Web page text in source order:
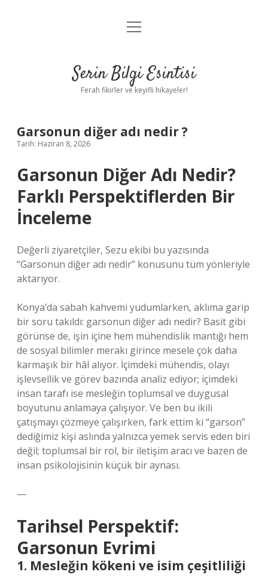
Anasayfa
Yasal Uyarı
menüyü
Serin Bilgi Esintisi
Ferah fikirler ve keyifli hikayeler!
Garsonun diğer adı nedir ?
Tarih: Haziran 8, 2026
Garsonun Diğer Adı Nedir?
Farklı Perspektiflerden Bir
İnceleme
Değerli ziyaretçiler, Sezu ekibi bu yazısında
“Garsonun diğer adı nedir” konusunu tüm yönleriyle
aktarıyor.
Konya’da sabah kahvemi yudumlarken, aklıma garip
bir soru takıldı: garsonun diğer adı nedir? Basit gibi
görünse de, işin içine hem mühendislik mantığı hem
de sosyal bilimler merakı girince mesele çok daha
karmaşık bir hâl alıyor. İçimdeki mühendis, olayı
işlevsellik ve görev bazında analiz ediyor; içimdeki
insan tarafı ise mesleğin toplumsal ve duygusal
boyutunu anlamaya çalışıyor. Ve ben bu ikili
çatışmayı çözmeye çalışırken, fark ettim ki “garson”
dediğimiz kişi aslında yalnızca yemek servis eden biri
değil; toplumsal bir rol, bir iletişim aracı ve bazen de
insan psikolojisinin küçük bir aynası.
—
Tarihsel Perspektif:
Garsonun Evrimi
1. Mesleğin kökeni ve isim çeşitliliği